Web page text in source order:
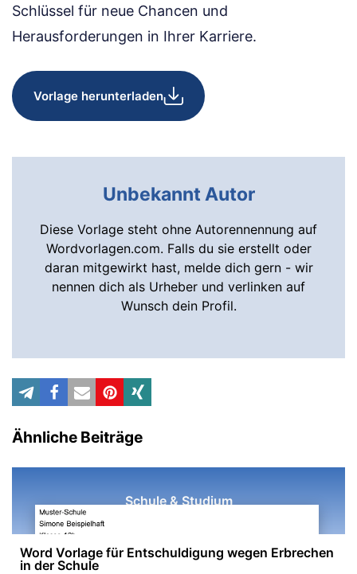
Schlüssel für neue Chancen und
Herausforderungen in Ihrer Karriere.
Vorlage herunterladen
Unbekannt Autor
Diese Vorlage steht ohne Autorennennung auf
Wordvorlagen.com. Falls du sie erstellt oder
daran mitgewirkt hast, melde dich gern - wir
nennen dich als Urheber und verlinken auf
Wunsch dein Profil.
Ähnliche Beiträge
Schule & Studium
Word Vorlage für Entschuldigung wegen Erbrechen
in der Schule